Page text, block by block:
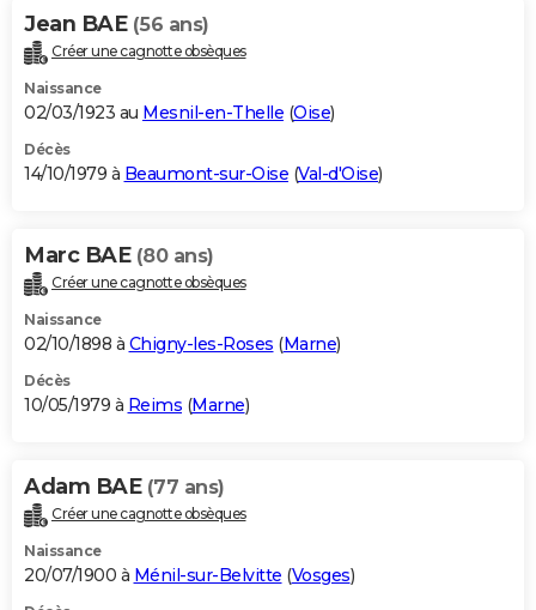
Jean BAE (56 ans)
Créer une cagnotte obsèques
Naissance
02/03/1923 au Mesnil-en-Thelle (Oise)
Décès
14/10/1979 à Beaumont-sur-Oise (Val-d'Oise)
Marc BAE (80 ans)
Créer une cagnotte obsèques
Naissance
02/10/1898 à Chigny-les-Roses (Marne)
Décès
10/05/1979 à Reims (Marne)
Adam BAE (77 ans)
Créer une cagnotte obsèques
Naissance
20/07/1900 à Ménil-sur-Belvitte (Vosges)